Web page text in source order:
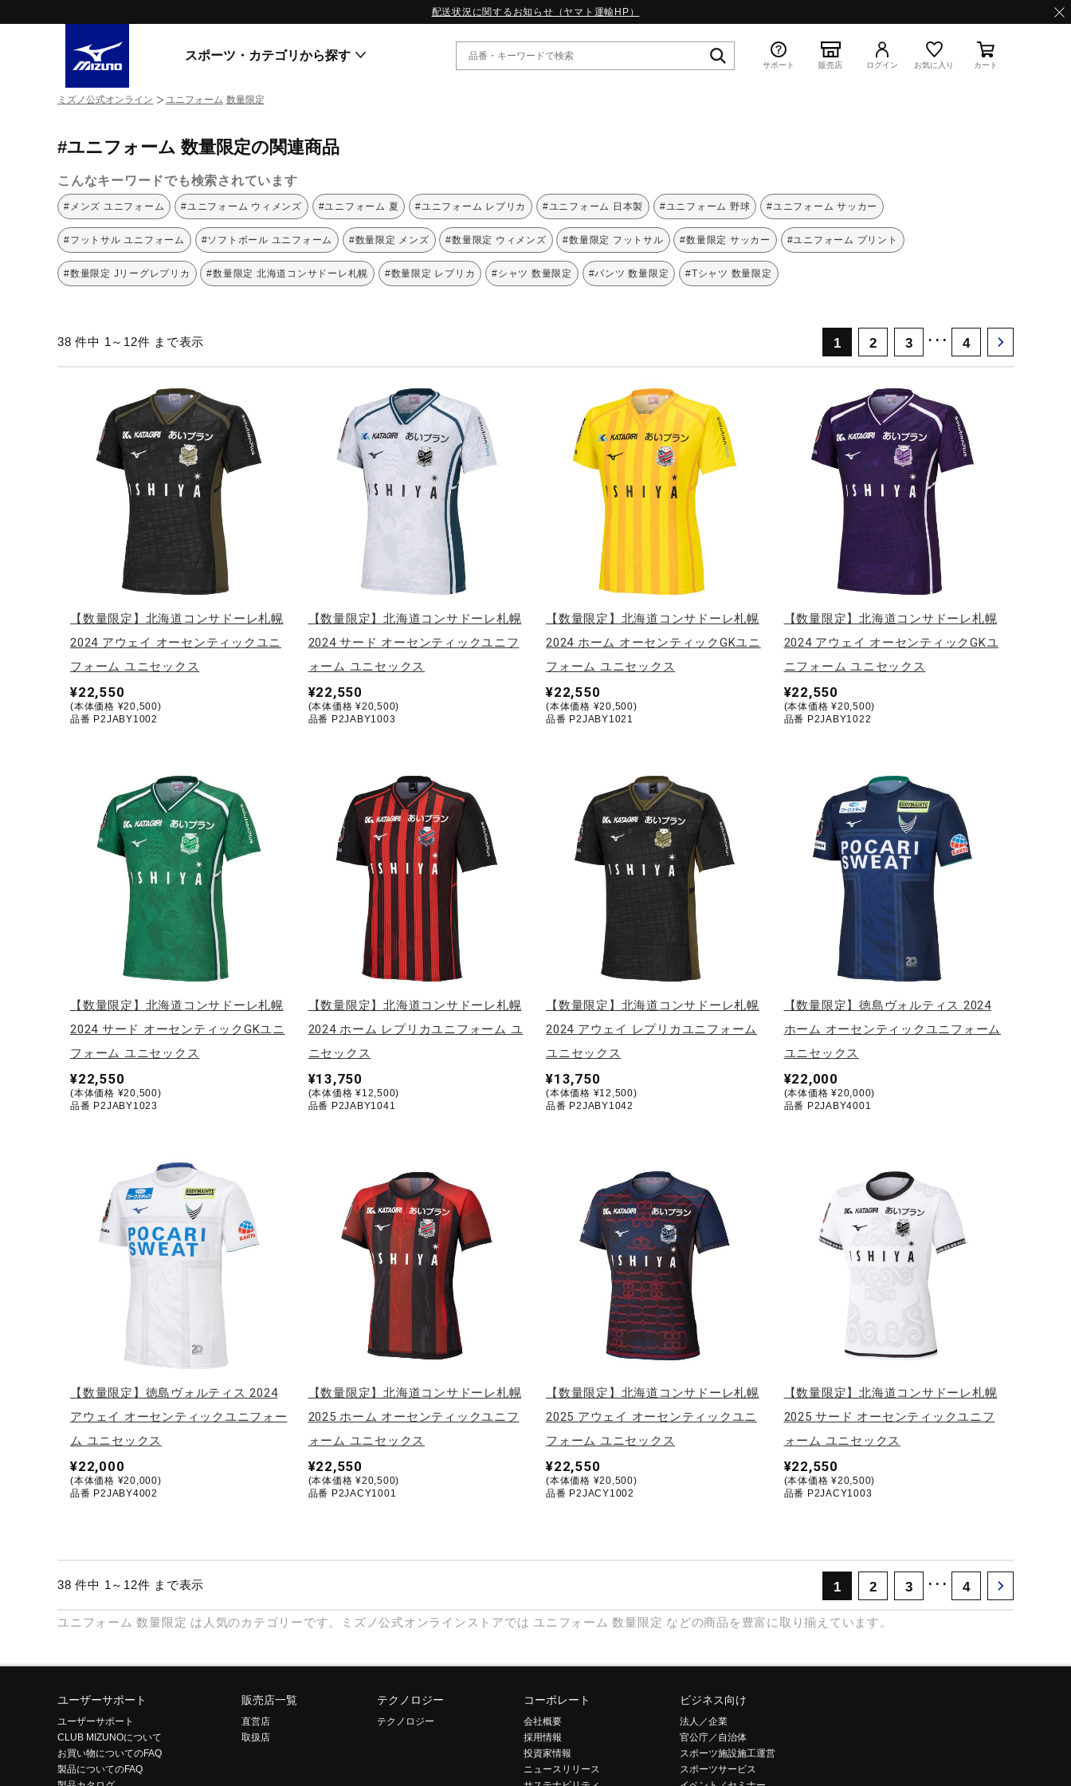
配送状況に関するお知らせ（ヤマト運輸HP）
スポーツ・カテゴリから探す
ライフスタイルウエア
ランニング
サッカー／フットサル
野球
バレーボール
バドミントン
陸上競技
ソフトボール
ウィンタースポーツ
インナー
寝具／ミズノスリープ
アウトドア／レイン
健康／エクササイズ
ジュニア／キッズ
メディカル
コラボ／ライセンス
WAVE PROPHECY
MORELIA LS
WAVE RIDER
MXR
ゴアテックス
コラボレーション
その他シリーズ
W.PROPHECY1｜特集
WP MAGIC MITA｜特集
WP STRAP｜特集
スペシャルカラーパック｜特集
WP STRAP 2｜特集
マーガレット・ハウエル｜特集
サポート 販売店 ログイン お気に入り カート
ミズノ公式オンライン ユニフォーム 数量限定
#ユニフォーム 数量限定の関連商品
こんなキーワードでも検索されています
#メンズ ユニフォーム #ユニフォーム ウィメンズ #ユニフォーム 夏 #ユニフォーム レプリカ #ユニフォーム 日本製 #ユニフォーム 野球 #ユニフォーム サッカー
#フットサル ユニフォーム #ソフトボール ユニフォーム #数量限定 メンズ #数量限定 ウィメンズ #数量限定 フットサル #数量限定 サッカー #ユニフォーム プリント
#数量限定 Jリーグレプリカ #数量限定 北海道コンサドーレ札幌 #数量限定 レプリカ #シャツ 数量限定 #パンツ 数量限定 #Tシャツ 数量限定
38 件中 1～12件 まで表示 1 2 3 ･･･ 4
【数量限定】北海道コンサドーレ札幌
2024 アウェイ オーセンティックユニ
フォーム ユニセックス
¥22,550
(本体価格 ¥20,500)
品番 P2JABY1002
【数量限定】北海道コンサドーレ札幌
2024 サード オーセンティックユニフ
ォーム ユニセックス
¥22,550
(本体価格 ¥20,500)
品番 P2JABY1003
【数量限定】北海道コンサドーレ札幌
2024 ホーム オーセンティックGKユニ
フォーム ユニセックス
¥22,550
(本体価格 ¥20,500)
品番 P2JABY1021
【数量限定】北海道コンサドーレ札幌
2024 アウェイ オーセンティックGKユ
ニフォーム ユニセックス
¥22,550
(本体価格 ¥20,500)
品番 P2JABY1022
【数量限定】北海道コンサドーレ札幌
2024 サード オーセンティックGKユニ
フォーム ユニセックス
¥22,550
(本体価格 ¥20,500)
品番 P2JABY1023
【数量限定】北海道コンサドーレ札幌
2024 ホーム レプリカユニフォーム ユ
ニセックス
¥13,750
(本体価格 ¥12,500)
品番 P2JABY1041
【数量限定】北海道コンサドーレ札幌
2024 アウェイ レプリカユニフォーム
ユニセックス
¥13,750
(本体価格 ¥12,500)
品番 P2JABY1042
【数量限定】徳島ヴォルティス 2024
ホーム オーセンティックユニフォーム
ユニセックス
¥22,000
(本体価格 ¥20,000)
品番 P2JABY4001
【数量限定】徳島ヴォルティス 2024
アウェイ オーセンティックユニフォー
ム ユニセックス
¥22,000
(本体価格 ¥20,000)
品番 P2JABY4002
【数量限定】北海道コンサドーレ札幌
2025 ホーム オーセンティックユニフ
ォーム ユニセックス
¥22,550
(本体価格 ¥20,500)
品番 P2JACY1001
【数量限定】北海道コンサドーレ札幌
2025 アウェイ オーセンティックユニ
フォーム ユニセックス
¥22,550
(本体価格 ¥20,500)
品番 P2JACY1002
【数量限定】北海道コンサドーレ札幌
2025 サード オーセンティックユニフ
ォーム ユニセックス
¥22,550
(本体価格 ¥20,500)
品番 P2JACY1003
38 件中 1～12件 まで表示 1 2 3 ･･･ 4
ユニフォーム 数量限定 は人気のカテゴリーです。ミズノ公式オンラインストアでは ユニフォーム 数量限定 などの商品を豊富に取り揃えています。
ユーザーサポート
ユーザーサポート
CLUB MIZUNOについて
お買い物についてのFAQ
製品についてのFAQ
販売店一覧
直営店
取扱店
テクノロジー
テクノロジー
コーポレート
会社概要
採用情報
投資家情報
ニュースリリース
ビジネス向け
法人／企業
官公庁／自治体
スポーツ施設施工運営
スポーツサービス